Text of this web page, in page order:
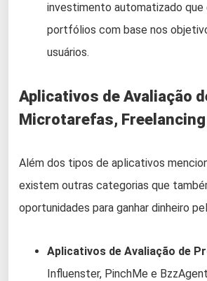
investimento automatizado que
portfólios com base nos
usuários.
Aplicativos de Avaliação
Microtarefas,
Além dos tipos de aplicativos
existem outras categorias que
oportunidades para ganhar dinheiro
Aplicativos de Avaliação de
Influenster, PinchMe e